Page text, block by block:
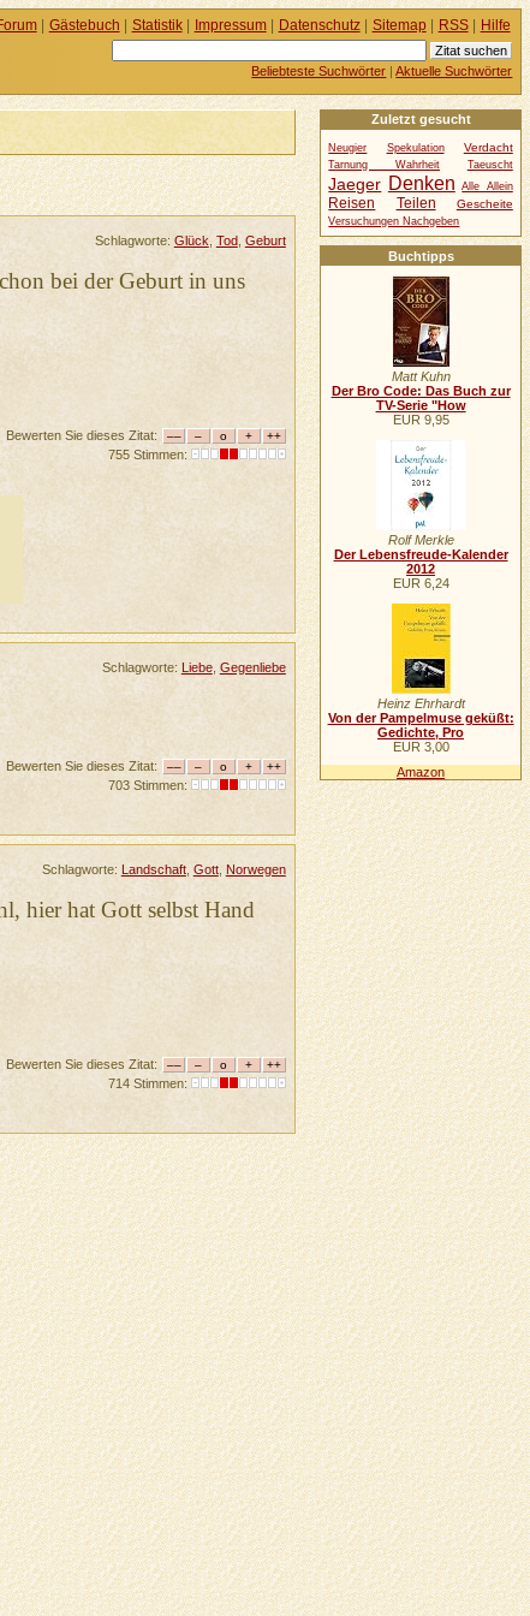
Schlagworte: Glück Tod, Geburt
bei der Geburt in uns
Bewerten Sie dieses Zitat:
755 Stimmen:
Schlagworte: Liebe, Gegenliebe
Bewerten Sie dieses Zitat:
703 Stimmen:
Schlagworte: Landschaft, Gott, Norwegen
hier hat Gott selbst Hand
Bewerten Sie dieses Zitat:
714 Stimmen:
Zuletzt gesucht
Neugier Spekulation Verdacht
Tarnung Wahrheit Taeuscht
Jaeger Denken Alle Allein
Reisen Teilen Gescheite
Versuchungen Nachgeben
Buchtipps
Matt Kuhn
Der Bro Code: Das Buch zur
TV-Serie "How
EUR 9,95
Rolf Merkle
Der Lebensfreude-Kalender
2012
EUR 6,24
Heinz Ehrhardt
Von der Pampelmuse geküßt:
Gedichte, Pro
EUR 3,00
Amazon
| Gästebuch | Statistik| Impressum| Datenschutz| Sitemap| RSS| Hilfe
Beliebteste Suchwörter |Aktuelle Suchwörter